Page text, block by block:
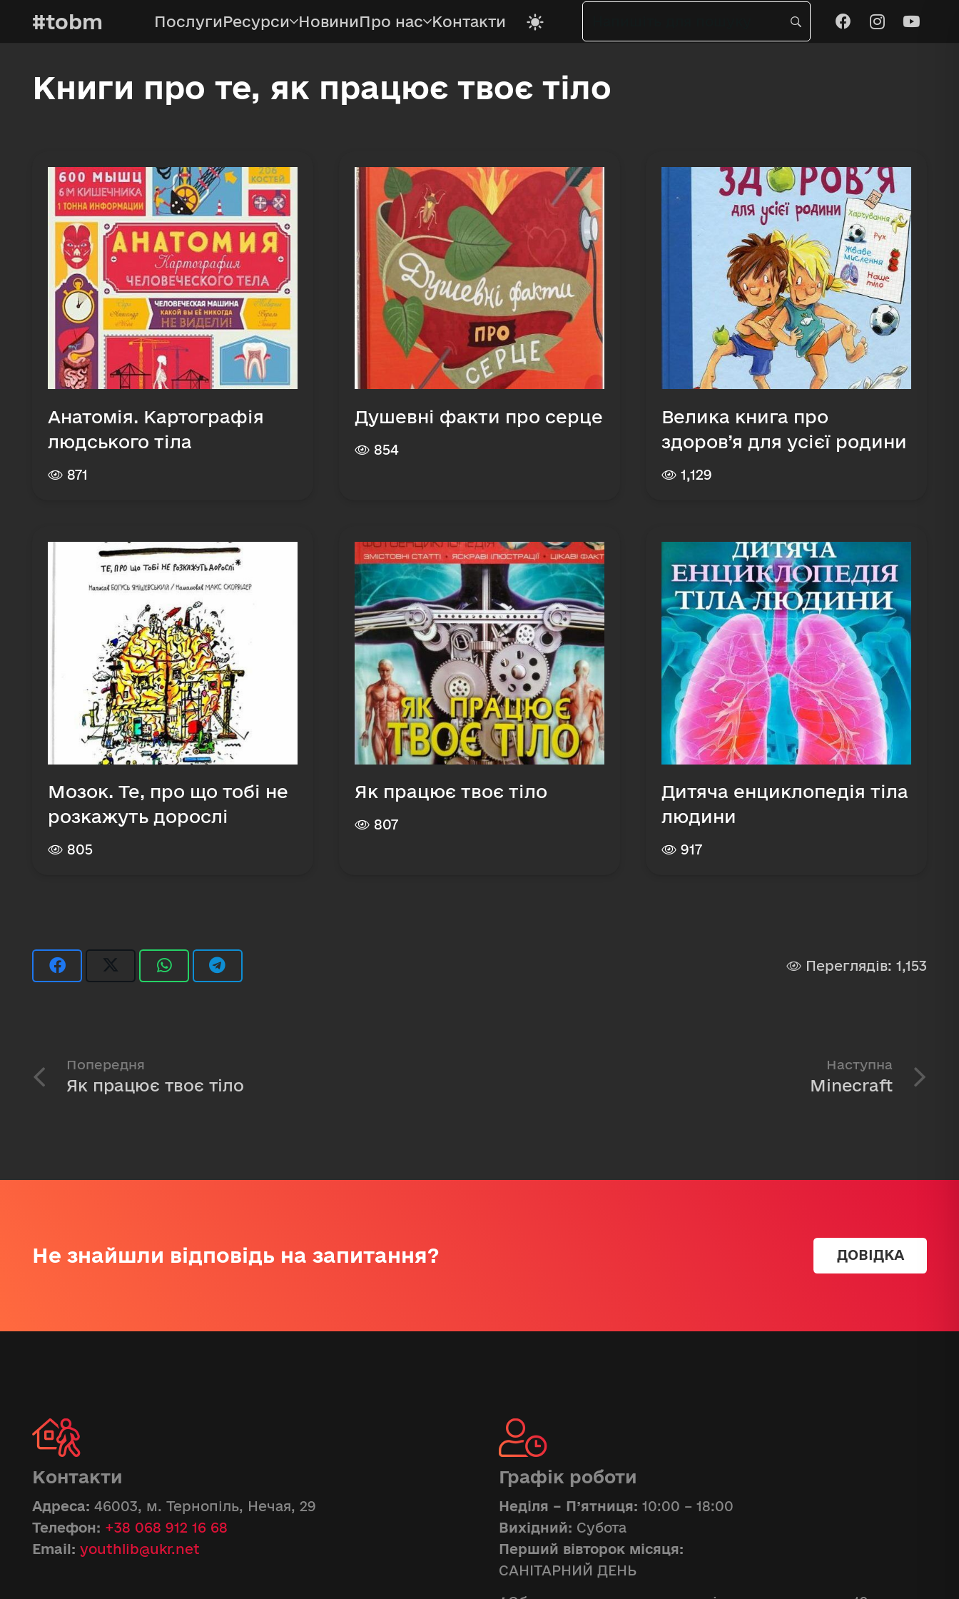
#tobm ПослугиРесурси НовиниПро нас Контакти
Книги про те, як працює твоє тіло
Анатомія. Картографія
людського тіла
871
Душевні факти про серце
854
Велика книга про
здоров’я для усієї родини
1,129
Мозок. Те, про що тобі не
розкажуть дорослі
805
Як працює твоє тіло
807
Дитяча енциклопедія тіла
людини
917
Переглядів: 1,153
Попередня
Як працює твоє тіло
Наступна
Minecraft
Не знайшли відповідь на запитання? ДОВІДКА
Контакти
Адреса: 46003, м. Тернопіль, Нечая, 29
Телефон: +38 068 912 16 68
Email: youthlib@ukr.net
Графік роботи
Неділя – П’ятниця: 10:00 – 18:00
Вихідний: Субота
Перший вівторок місяця:
САНІТАРНИЙ ДЕНЬ